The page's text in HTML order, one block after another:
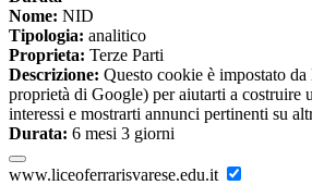
Nome: NID
Tipologia: analitico
Proprieta: Terze Parti
Descrizione: Questo cookie è impostato
proprietà di Google) per aiutarti a costruire
interessi e mostrarti annunci pertinenti su
Durata: 6 mesi 3 giorni
www.liceoferrarisvarese.edu.it